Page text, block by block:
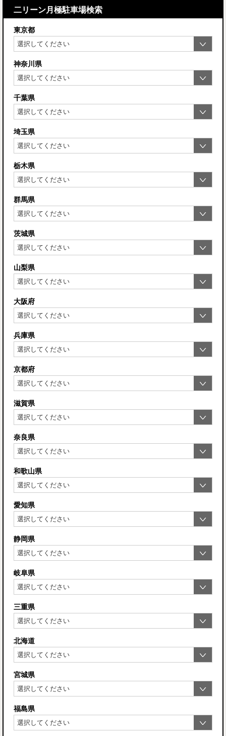
二リーン月極駐車場検索
東京都
神奈川県
千葉県
埼玉県
栃木県
群馬県
茨城県
山梨県
大阪府
兵庫県
京都府
滋賀県
奈良県
和歌山県
愛知県
静岡県
岐阜県
三重県
北海道
宮城県
福島県